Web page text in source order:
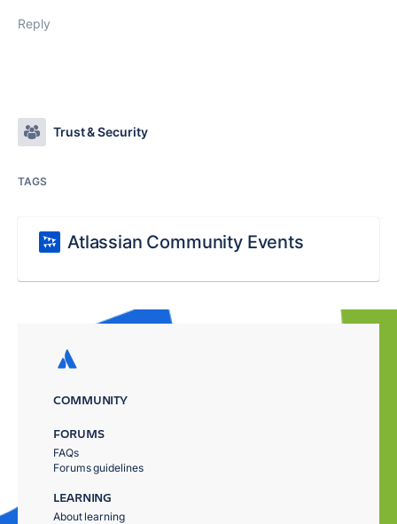
Reply
Trust & Security
TAGS
Atlassian Community Events
COMMUNITY
FORUMS
FAQs
Forums guidelines
LEARNING
About learning